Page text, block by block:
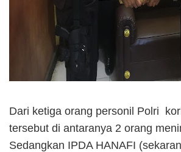
Dari ketiga orang personil Polri
tersebut di antaranya 2 orang
Sedangkan IPDA HANAFI